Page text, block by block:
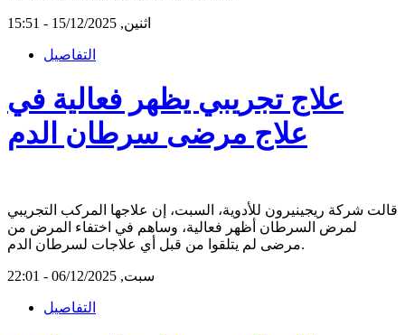
اثنين, 15/12/2025 - 15:51
التفاصيل
علاج تجريبي يظهر فعالية في
علاج مرضى سرطان الدم
قالت شركة ريجينيرون للأدوية، السبت، إن علاجها المركب التجريبي
لمرض السرطان أظهر فعالية، وساهم في اختفاء المرض من
مرضى لم يتلقوا من قبل أي علاجات لسرطان الدم.
سبت, 06/12/2025 - 22:01
التفاصيل